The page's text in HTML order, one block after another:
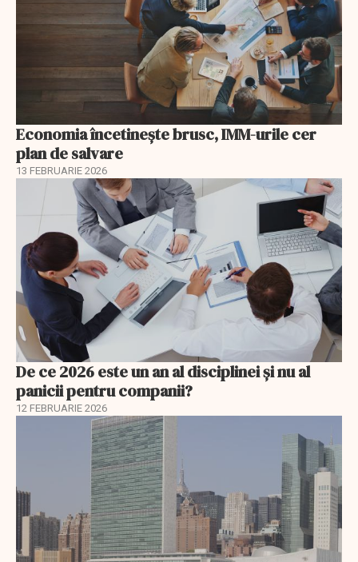
Economia încetinește brusc, IMM-urile cer
plan de salvare
13 FEBRUARIE 2026
De ce 2026 este un an al disciplinei și nu al
panicii pentru companii?
12 FEBRUARIE 2026